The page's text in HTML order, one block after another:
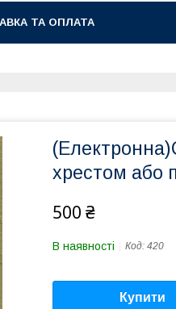
ТА ОПЛАТА
хрестом або
500 ₴
В наявності Код: 420
Купити